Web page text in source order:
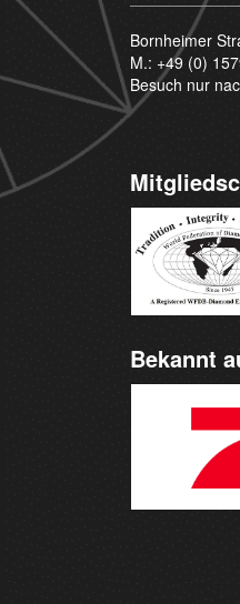
Bornheimer
M.: +49 (0)
Besuch nur
Bekannt